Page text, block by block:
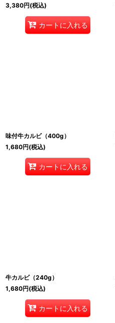
3,380円(税込)
カートに入れる
味付牛カルビ（400g）
1,680円(税込)
カートに入れる
牛カルビ（240g）
1,680円(税込)
カートに入れる